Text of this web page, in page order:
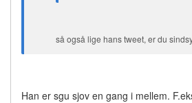
så også lige hans tweet, er du
Han er sgu sjov en gang i mellem.